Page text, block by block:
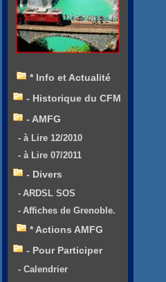
* Info et Actualité
- Historique du CFM
- AMFG
- à Lire 12/2010
- à Lire 07/2011
- Divers
- ARDSL SOS
- Affiches de Grenoble.
* Actions AMFG
- Pour Participer
- Calendrier